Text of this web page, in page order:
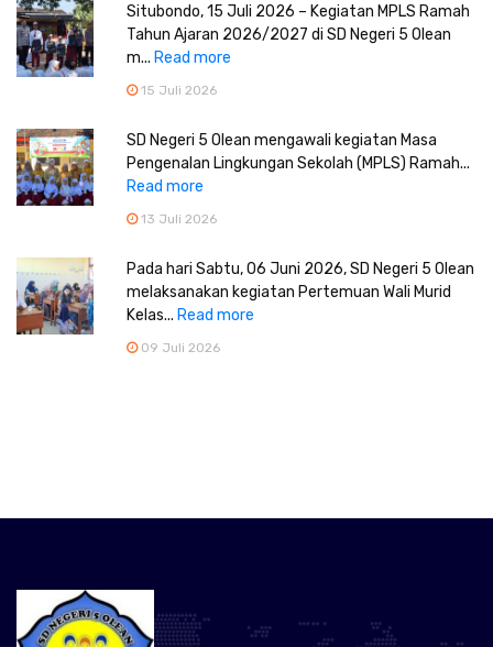
Situbondo, 15 Juli 2026 – Kegiatan MPLS Ramah
Tahun Ajaran 2026/2027 di SD Negeri 5 Olean
m... Read more
15 Juli 2026
SD Negeri 5 Olean mengawali kegiatan Masa
Pengenalan Lingkungan Sekolah (MPLS) Ramah...
Read more
13 Juli 2026
Pada hari Sabtu, 06 Juni 2026, SD Negeri 5 Olean
melaksanakan kegiatan Pertemuan Wali Murid
Kelas... Read more
09 Juli 2026